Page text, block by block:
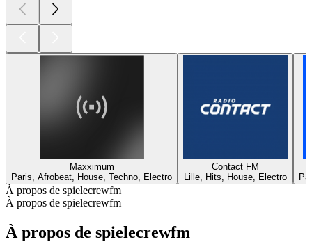
Maxximum
Paris, Afrobeat, House, Techno, Electro
Contact FM
Lille, Hits, House, Electro
À propos de spielecrewfm
À propos de spielecrewfm
À propos de spielecrewfm